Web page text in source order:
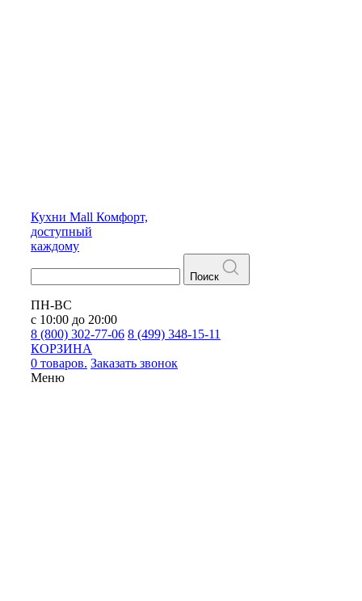
Кухни Mall Комфорт,
доступный
каждому
Поиск
ПН-ВС
с 10:00 до 20:00
8 (800) 302-77-06 8 (499) 348-15-11
КОРЗИНА
0 товаров. Заказать звонок
Меню